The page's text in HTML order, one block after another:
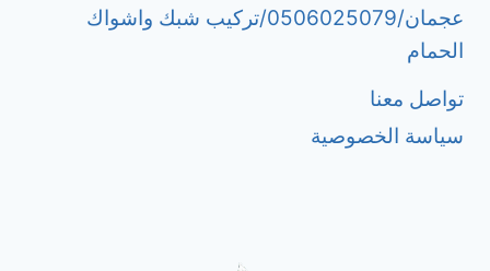
عجمان/0506025079/تركيب شبك واشواك
الحمام
تواصل معنا
سياسة الخصوصية